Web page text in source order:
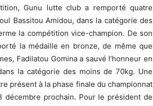
Gunu lutte club a remporté quatre
Bassitou Amidou, dans la catégorie des
la compétition vice-champion. De son
la médaille en bronze, de même que
Fadilatou Gomina a sauvé l’honneur en
la catégorie des moins de 70kg. Une
présent à la phase finale du championnat
prochain. Pour le président de